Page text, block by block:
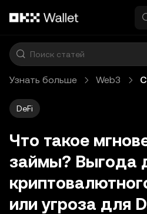
Узнать больше Web3
DeFi
Что такое
займы? Выгода
или угроза для